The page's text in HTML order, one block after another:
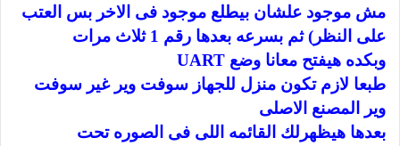
مش موجود علشان بيطلع موجود فى الاخر بس العتب
على النظر) ثم بسرعه بعدها رقم 1 ثلاث مرات
وبكده هيفتح معانا وضع UART
طبعا لازم تكون منزل للجهاز سوفت وير غير سوفت
وير المصنع الاصلى
بعدها هيظهرلك القائمه اللى فى الصوره تحت